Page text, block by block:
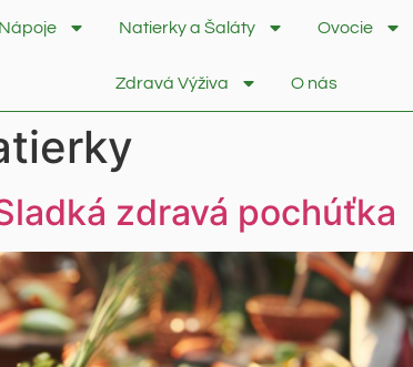
Nápoje Natierky a Šaláty Ovocie
Zdravá Výživa O nás
zdravá pochúťka